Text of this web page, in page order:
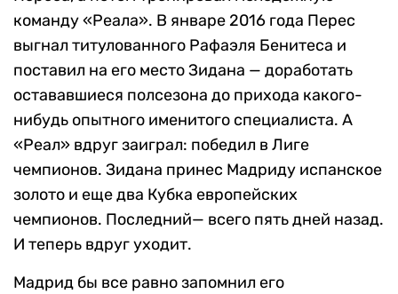
команду «Реала». В январе 2016 года Перес
выгнал титулованного Рафаэля Бенитеса и
поставил на его место Зидана — доработать
остававшиеся полсезона до прихода какого-
нибудь опытного именитого специалиста. А
«Реал» вдруг заиграл: победил в Лиге
чемпионов. Зидана принес Мадриду испанское
золото и еще два Кубка европейских
чемпионов. Последний— всего пять дней назад.
И теперь вдруг уходит.
Мадрид бы все равно запомнил его